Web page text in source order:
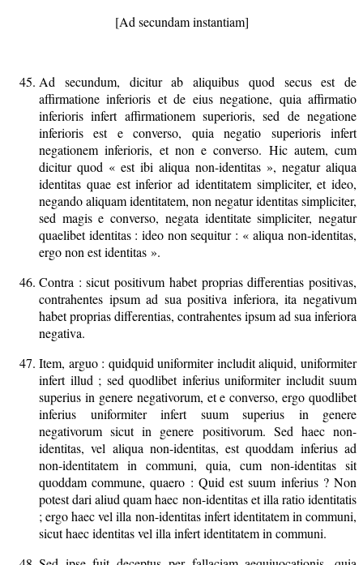
[Ad secundam instantiam]
Ad secundum, dicitur ab aliquibus quod secus est de
affirmatione inferioris et de eius negatione, quia affirmatio
inferioris infert affirmationem superioris, sed de negatione
inferioris est e converso, quia negatio superioris infert
negationem inferioris, et non e converso. Hic autem, cum
dicitur quod « est ibi aliqua non-identitas », negatur aliqua
identitas quae est inferior ad identitatem simpliciter, et ideo,
negando aliquam identitatem, non negatur identitas simpliciter,
sed magis e converso, negata identitate simpliciter, negatur
quaelibet identitas : ideo non sequitur : « aliqua non-identitas,
ergo non est identitas ».
Contra : sicut positivum habet proprias differentias positivas,
contrahentes ipsum ad sua positiva inferiora, ita negativum
habet proprias differentias, contrahentes ipsum ad sua inferiora
negativa.
Item, arguo : quidquid uniformiter includit aliquid, uniformiter
infert illud ; sed quodlibet inferius uniformiter includit suum
superius in genere negativorum, et e converso, ergo quodlibet
inferius uniformiter infert suum superius in genere
negativorum sicut in genere positivorum. Sed haec non-
identitas, vel aliqua non-identitas, est quoddam inferius ad
non-identitatem in communi, quia, cum non-identitas sit
quoddam commune, quaero : Quid est suum inferius ? Non
potest dari aliud quam haec non-identitas et illa ratio identitatis
; ergo haec vel illa non-identitas infert identitatem in communi,
sicut haec identitas vel illa infert identitatem in communi.